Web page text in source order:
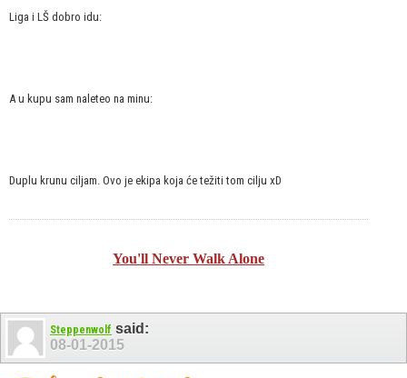
Liga i LŠ dobro idu:
A u kupu sam naleteo na minu:
Duplu krunu ciljam. Ovo je ekipa koja će težiti tom cilju xD
You'll Never Walk Alone
Steppenwolf said:
08-01-2015